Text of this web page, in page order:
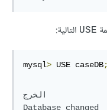
USE التالية:
mysql> USE caseDB;
الخرج